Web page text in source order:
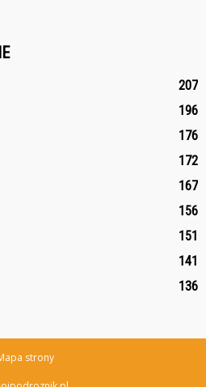
207
196
176
172
167
156
151
141
136
strony